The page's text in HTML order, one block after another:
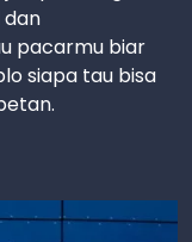
dan
pacarmu biar
siapa tau bisa